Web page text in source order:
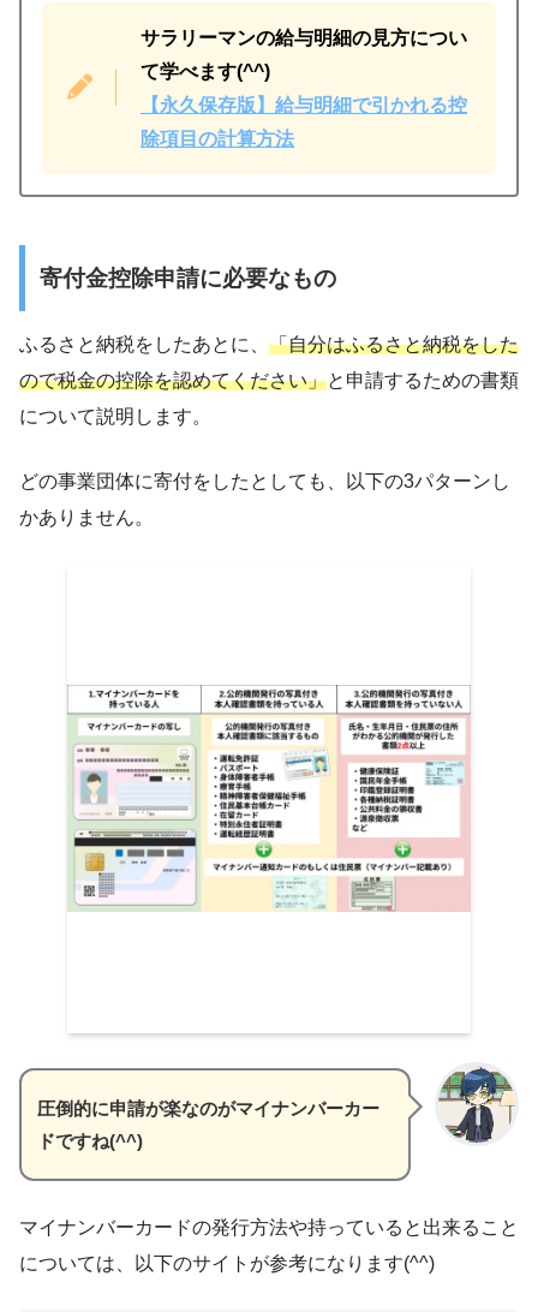
サラリーマンの給与明細の見方につい
て学べます(^^)
【永久保存版】給与明細で引かれる控
除項目の計算方法
寄付金控除申請に必要なもの
ふるさと納税をしたあとに、 「自分はふるさと納税をした
ので税金の控除を認めてください」と申請するための書類
について説明します。
どの事業団体に寄付をしたとしても、以下の3パターンし
かありません。
圧倒的に申請が楽なのがマイナンバーカー
ドですね(^^)
マイナンバーカードの発行方法や持っていると出来ること
については、以下のサイトが参考になります(^^)